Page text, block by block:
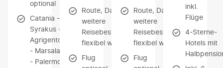
optional
Catania -
Syrakus -
Agrigento
- Marsala
- Palermo
Route, Dauer und
weitere
Reisebestandteile
flexibel wählbar
Flug
Route, Dauer und
weitere
Reisebestandteile
flexibel wählbar
Flug
inkl.
Flüge
4-Sterne-
Hotels mit